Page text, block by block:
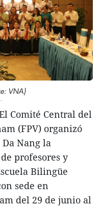
VNA)
Comité Central del
(FPV) organizó
Nang la
profesores y
Bilingüe
sede en
del 29 de junio al